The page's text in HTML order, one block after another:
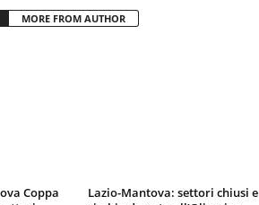
MORE FROM AUTHOR
Coppa
Lazio-Mantova: settori chiusi e